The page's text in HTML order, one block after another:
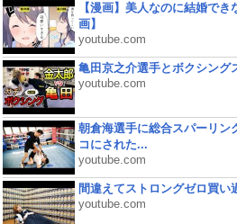
【漫画】美人なのに結婚でき
画】
youtube.com
亀田京之介選手とボクシング
youtube.com
朝倉海選手に総合スパーリン
コにされた...
youtube.com
間違えてストロングゼロ買い
youtube.com